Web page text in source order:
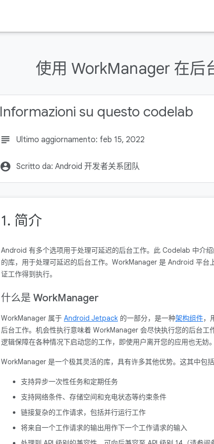
使用 WorkManager 在后
Informazioni su questo codelab
subject Ultimo aggiornamento: feb 15, 2022
account_circle Scritto da: Android 开发者关系团队
1. 简介
Android 有多个选项用于处理可延迟的后台工作。此 Codelab 中介绍
的库，用于处理可延迟的后台工作。WorkManager 是 Android 平台
证工作得到执行。
什么是 WorkManager
WorkManager 属于 Android Jetpack 的一部分，是一种架构组件，
后台工作。机会性执行意味着 WorkManager 会尽快执行您的后台
逻辑保障在各种情况下启动您的工作，即使用户离开您的应用也无妨。
WorkManager 是一个极其灵活的库，具有许多其他优势。这其中包括
支持异步一次性任务和定期任务
支持网络条件、存储空间和充电状态等约束条件
链接复杂的工作请求，包括并行运行工作
将来自一个工作请求的输出用作下一个工作请求的输入